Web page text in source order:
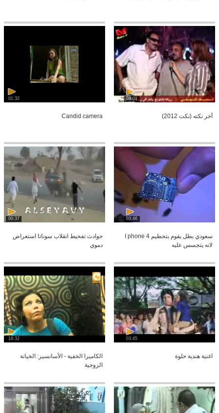
04:01
أخر نكته (نكت 2012)
01:32
Candid camera
03:46
سعودي بطل يقوم بتحطيم I phone 4
لانه يتجسس عليه
00:37
حوادث تفحيط انقلاب سوناتا استعراض
دموي
03:45
اغنية هندية حلوة
18:32
الكاميرا الخفية - الأسانسير: الخيانة
الزوجية